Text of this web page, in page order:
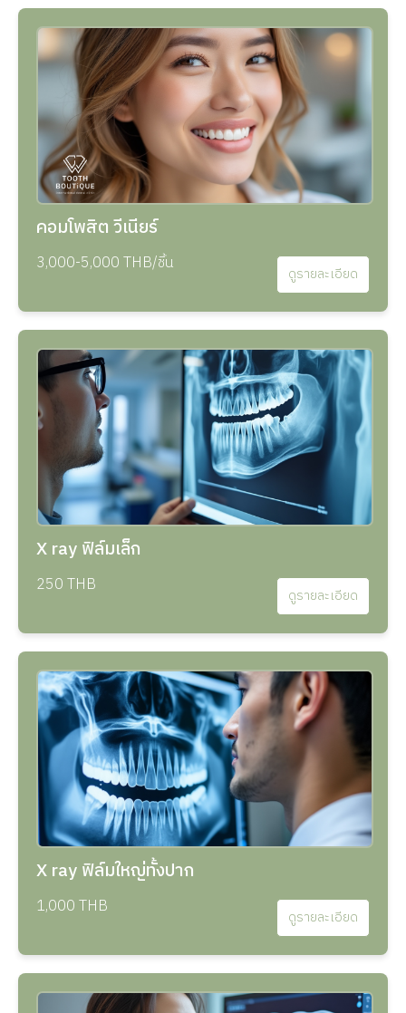
คอมโพสิต วีเนียร์
3,000-5,000 THB/ชิ้น ดูรายละเอียด
X ray ฟิล์มเล็ก
250 THB ดูรายละเอียด
X ray ฟิล์มใหญ่ทั้งปาก
1,000 THB ดูรายละเอียด